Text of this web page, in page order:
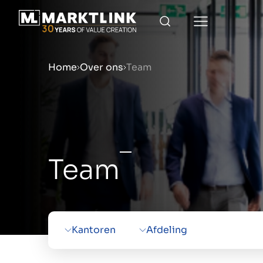
Menu
Bedrijf verkoopklaar
Bedrijf verkopen
Home Over ons Team
Team
Kantoren Afdeling